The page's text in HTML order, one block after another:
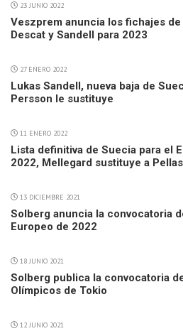
23 JUNIO 2022
Veszprem anuncia los fichajes de
Descat y Sandell para 2023
27 ENERO 2022
Lukas Sandell, nueva baja de
Persson le sustituye
11 ENERO 2022
Lista definitiva de Suecia para el
2022, Mellegard sustituye a Pellas
13 DICIEMBRE 2021
Solberg anuncia la convocatoria
Europeo de 2022
18 JUNIO 2021
Solberg publica la convocatoria
Olímpicos de Tokio
12 JUNIO 2021